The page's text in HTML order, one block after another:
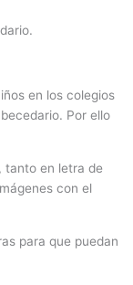
en los colegios
Por ello
tanto en letra de
con el
para que puedan